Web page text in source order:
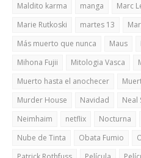
Maldito karma
manga Marc
Marie Rutkoski
martes 13
Más muerto que nunca
Maus
Mihona Fujii
Mitologia Vasca
Muerto hasta el anochecer
Murder House
Navidad Neal
Neimhaim
netflix Nocturna
Nube de Tinta
Obata Fumio